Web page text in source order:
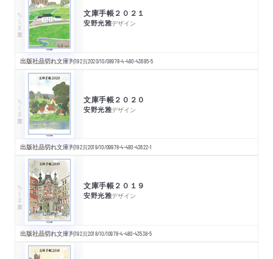
ちくま文庫 文庫手帳２０２１
安野光雅デザイン
出版社品切れ文庫判192頁2020/10/08978-4-480-43695-5
ちくま文庫 文庫手帳２０２０
安野光雅デザイン
出版社品切れ文庫判192頁2019/10/09978-4-480-43622-1
ちくま文庫 文庫手帳２０１９
安野光雅デザイン
出版社品切れ文庫判192頁2018/10/10978-4-480-43538-5